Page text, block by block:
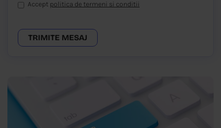
Accept politica de termeni si conditii
TRIMITE MESAJ